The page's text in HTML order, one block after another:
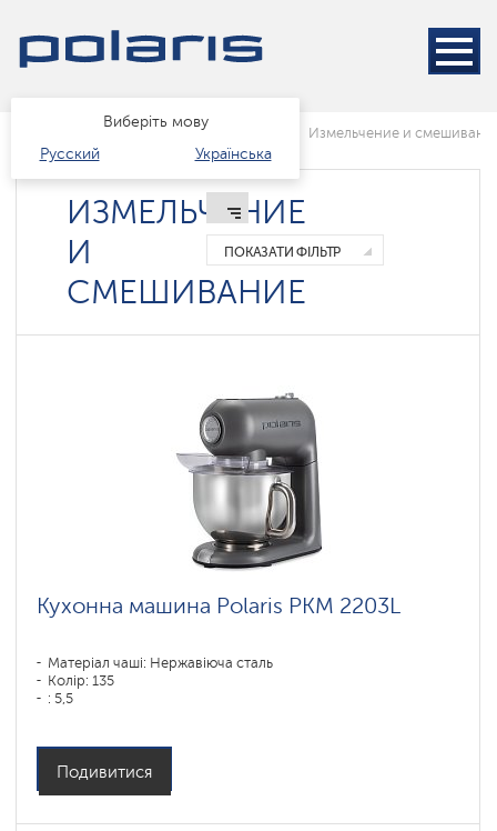
Виберіть мову
Русский
Українська
Каталог Техніка для кухні Измельчение и
ИЗМЕЛЬЧЕНИЕ
И
СМЕШИВАНИЕ
ПОКАЗАТИ ФІЛЬТР
Кухонна машина Polaris PKM 2203L
Матеріал чаші: Нержавіюча сталь
Колір: 135
: 5,5
Подивитися
Міксери
Соковижималки
М'ясорубки